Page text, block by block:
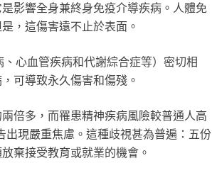
影響全身兼終身免疫介導疾病。人體免
，這傷害遠不止於表面。
心血管疾病和代謝綜合症等）密切相
可導致永久傷害和傷殘。
倍多，而罹患精神疾病風險較普通人高
出現嚴重焦慮。這種歧視甚為普遍：五份
棄接受教育或就業的機會。